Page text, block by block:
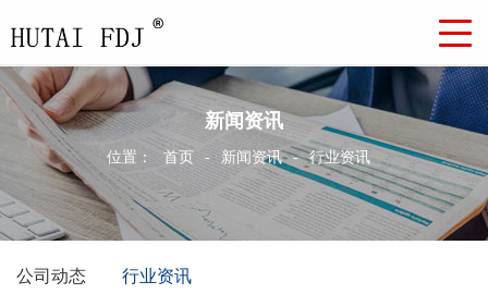
新闻资讯
位置： 首页 - 新闻资讯 - 行业资讯
公司动态 行业资讯